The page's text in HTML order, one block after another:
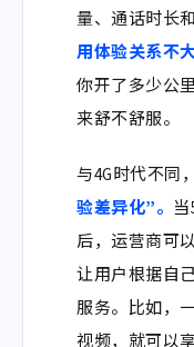
量、通话时长
用体验关系不大
你开了多少公
来舒不舒服。
与4G时代不同
验差异化”。 当
后，运营商可
让用户根据自
服务。 比如，
视频，就可以